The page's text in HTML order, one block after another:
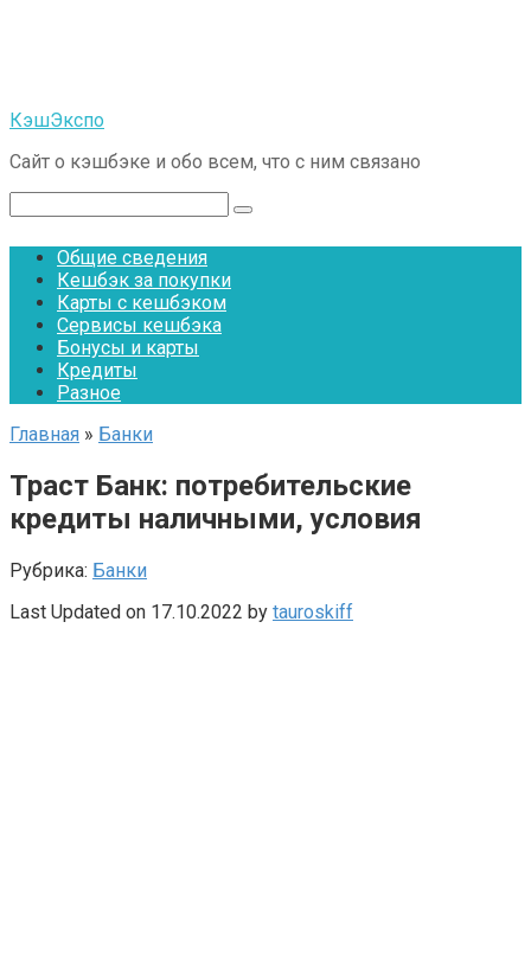
КэшЭкспо
Сайт о кэшбэке и обо всем, что с ним связано
Общие сведения
Кешбэк за покупки
Карты с кешбэком
Сервисы кешбэка
Бонусы и карты
Кредиты
Разное
Главная » Банки
Траст Банк: потребительские
кредиты наличными, условия
Рубрика: Банки
Last Updated on 17.10.2022 by tauroskiff